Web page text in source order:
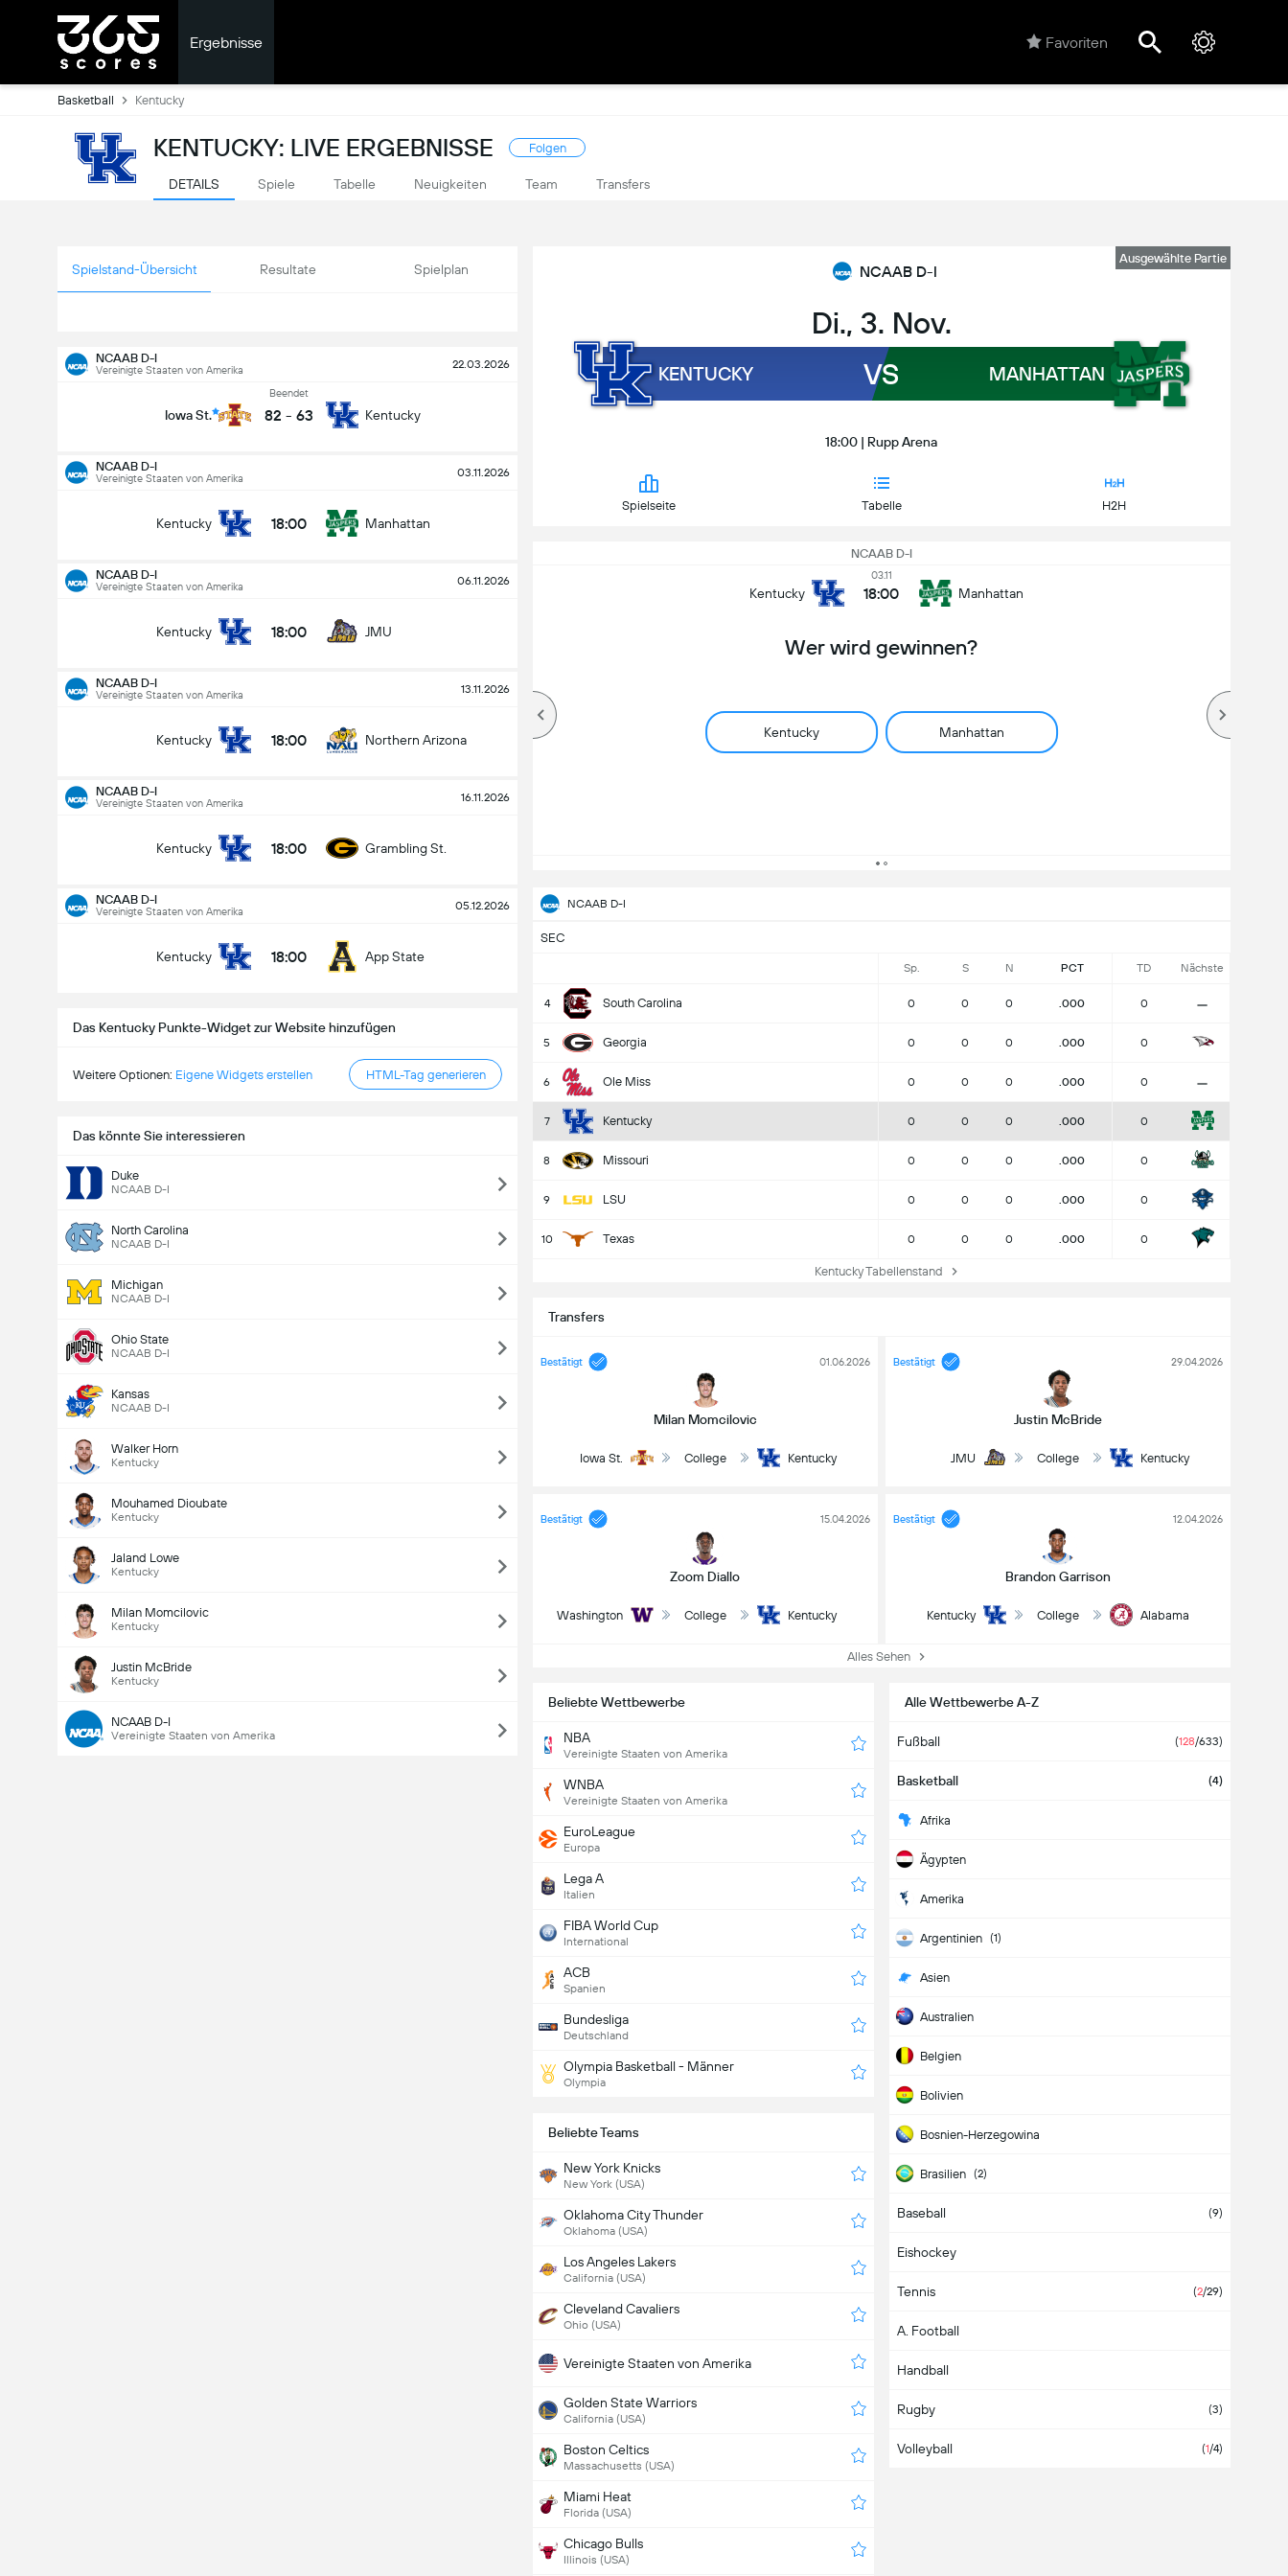
Ergebnisse Favoriten
Basketball Kentucky
KENTUCKY: LIVE ERGEBNISSE Folgen
DETAILS Spiele Tabelle Neuigkeiten Team Transfers
Spielstand-Übersicht Resultate Spielplan
NCAAB D-I
Vereinigte Staaten von Amerika 22.03.2026
Iowa St.
Beendet
82 - 63 Kentucky
NCAAB D-I
Vereinigte Staaten von Amerika 03.11.2026
Kentucky 18:00 Manhattan
NCAAB D-I
Vereinigte Staaten von Amerika 06.11.2026
Kentucky 18:00 JMU
NCAAB D-I
Vereinigte Staaten von Amerika 13.11.2026
Kentucky 18:00 Northern Arizona
NCAAB D-I
Vereinigte Staaten von Amerika 16.11.2026
Kentucky 18:00 Grambling St.
NCAAB D-I
Vereinigte Staaten von Amerika 05.12.2026
Kentucky 18:00 App State
Das Kentucky Punkte-Widget zur Website hinzufügen
Weitere Optionen: Eigene Widgets erstellen HTML-Tag generieren
Das könnte Sie interessieren
Duke
NCAAB D-I
North Carolina
NCAAB D-I
Michigan
NCAAB D-I
Ohio State
NCAAB D-I
Kansas
NCAAB D-I
Walker Horn
Kentucky
Mouhamed Dioubate
Kentucky
Jaland Lowe
Kentucky
Milan Momcilovic
Kentucky
Justin McBride
Kentucky
NCAAB D-I
Vereinigte Staaten von Amerika
Ausgewählte Partie
NCAAB D-I
Di., 3. Nov.
KENTUCKY VS MANHATTAN
18:00 | Rupp Arena
Spielseite Tabelle H2H
NCAAB D-I
Kentucky
03.11
18:00 Manhattan
Wer wird gewinnen?
Kentucky Manhattan
Kentucky 18:00
Wer wird gewinnen?
JMU
NCAAB D-I
SEC
Sp. S N PCT TD Nächste
4 South Carolina 0 0 0 .000 0 -
5 Georgia 0 0 0 .000 0
6 Ole Miss 0 0 0 .000 0 -
7 Kentucky 0 0 0 .000 0
8 Missouri 0 0 0 .000 0
9 LSU 0 0 0 .000 0
10 Texas 0 0 0 .000 0
Kentucky Tabellenstand
Transfers
Bestätigt
Milan Momcilovic
01.06.2026
Iowa St. College Kentucky
Bestätigt
Justin McBride
29.04.2026
JMU College Kentucky
Bestätigt
Zoom Diallo
15.04.2026
Washington College Kentucky
Bestätigt
Brandon Garrison
12.04.2026
Kentucky College Alabama
Alles Sehen
Beliebte Wettbewerbe
NBA
Vereinigte Staaten von Amerika
WNBA
Vereinigte Staaten von Amerika
EuroLeague
Europa
Lega A
Italien
FIBA World Cup
International
ACB
Spanien
Bundesliga
Deutschland
Olympia Basketball - Männer
Olympia
Alle Wettbewerbe A-Z
Fußball (128/633)
Basketball (4)
Afrika
Ägypten
Amerika
Argentinien (1)
Asien
Australien
Belgien
Bolivien
Bosnien-Herzegowina
Brasilien (2)
Bulgarien
Chile (3)
China
Costa Rica
Dänemark
Deutschland
die Phillipinen
Baseball (9)
Eishockey
Tennis (2/29)
A. Football
Handball
Rugby (3)
Volleyball (1/4)
Beliebte Teams
New York Knicks
New York (USA)
Oklahoma City Thunder
Oklahoma (USA)
Los Angeles Lakers
California (USA)
Cleveland Cavaliers
Ohio (USA)
Vereinigte Staaten von Amerika
Golden State Warriors
California (USA)
Boston Celtics
Massachusetts (USA)
Miami Heat
Florida (USA)
Chicago Bulls
Illinois (USA)